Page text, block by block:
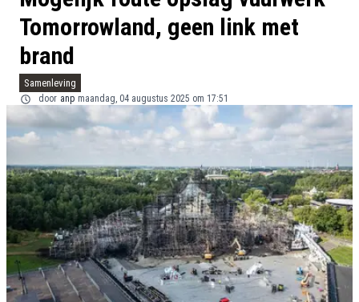
Tomorrowland, geen link met
brand
Samenleving
door anp maandag, 04 augustus 2025 om 17:51